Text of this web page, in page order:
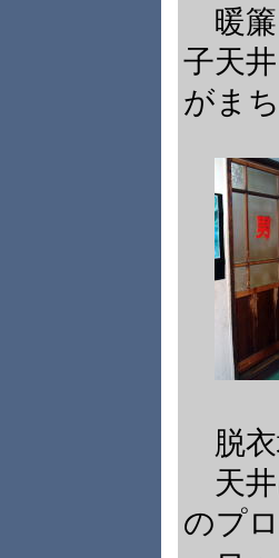
暖簾
子天
がま
脱衣
天井
のプ